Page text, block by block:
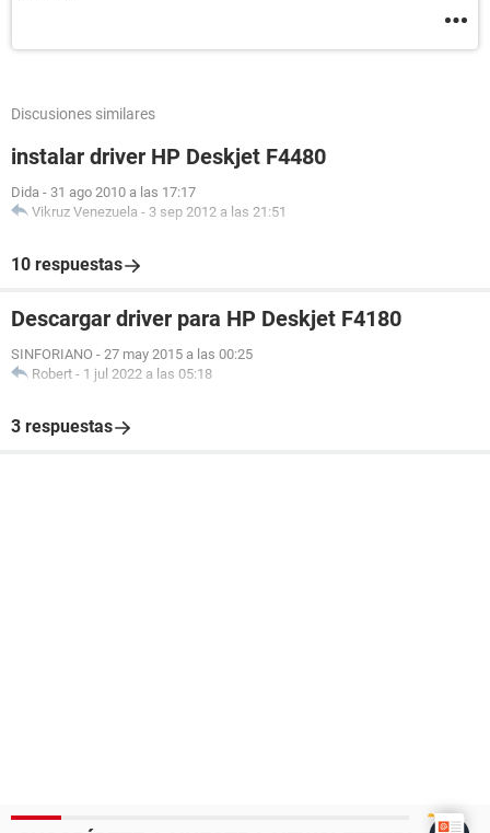
Discusiones similares
instalar driver HP Deskjet F4480
Dida - 31 ago 2010 a las 17:17
Vikruz Venezuela - 3 sep 2012 a las 21:51
10 respuestas
Descargar driver para HP Deskjet F4180
SINFORIANO - 27 may 2015 a las 00:25
Robert - 1 jul 2022 a las 05:18
3 respuestas